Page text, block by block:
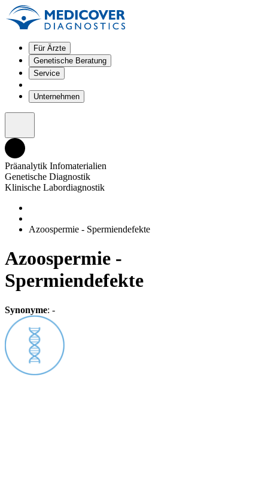
Für Ärzte
Genetische Beratung
Service
Unternehmen
Präanalytik Infomaterialien
Genetische Diagnostik
Klinische Labordiagnostik
Azoospermie - Spermiendefekte
Azoospermie -
Spermiendefekte
Synonyme: -